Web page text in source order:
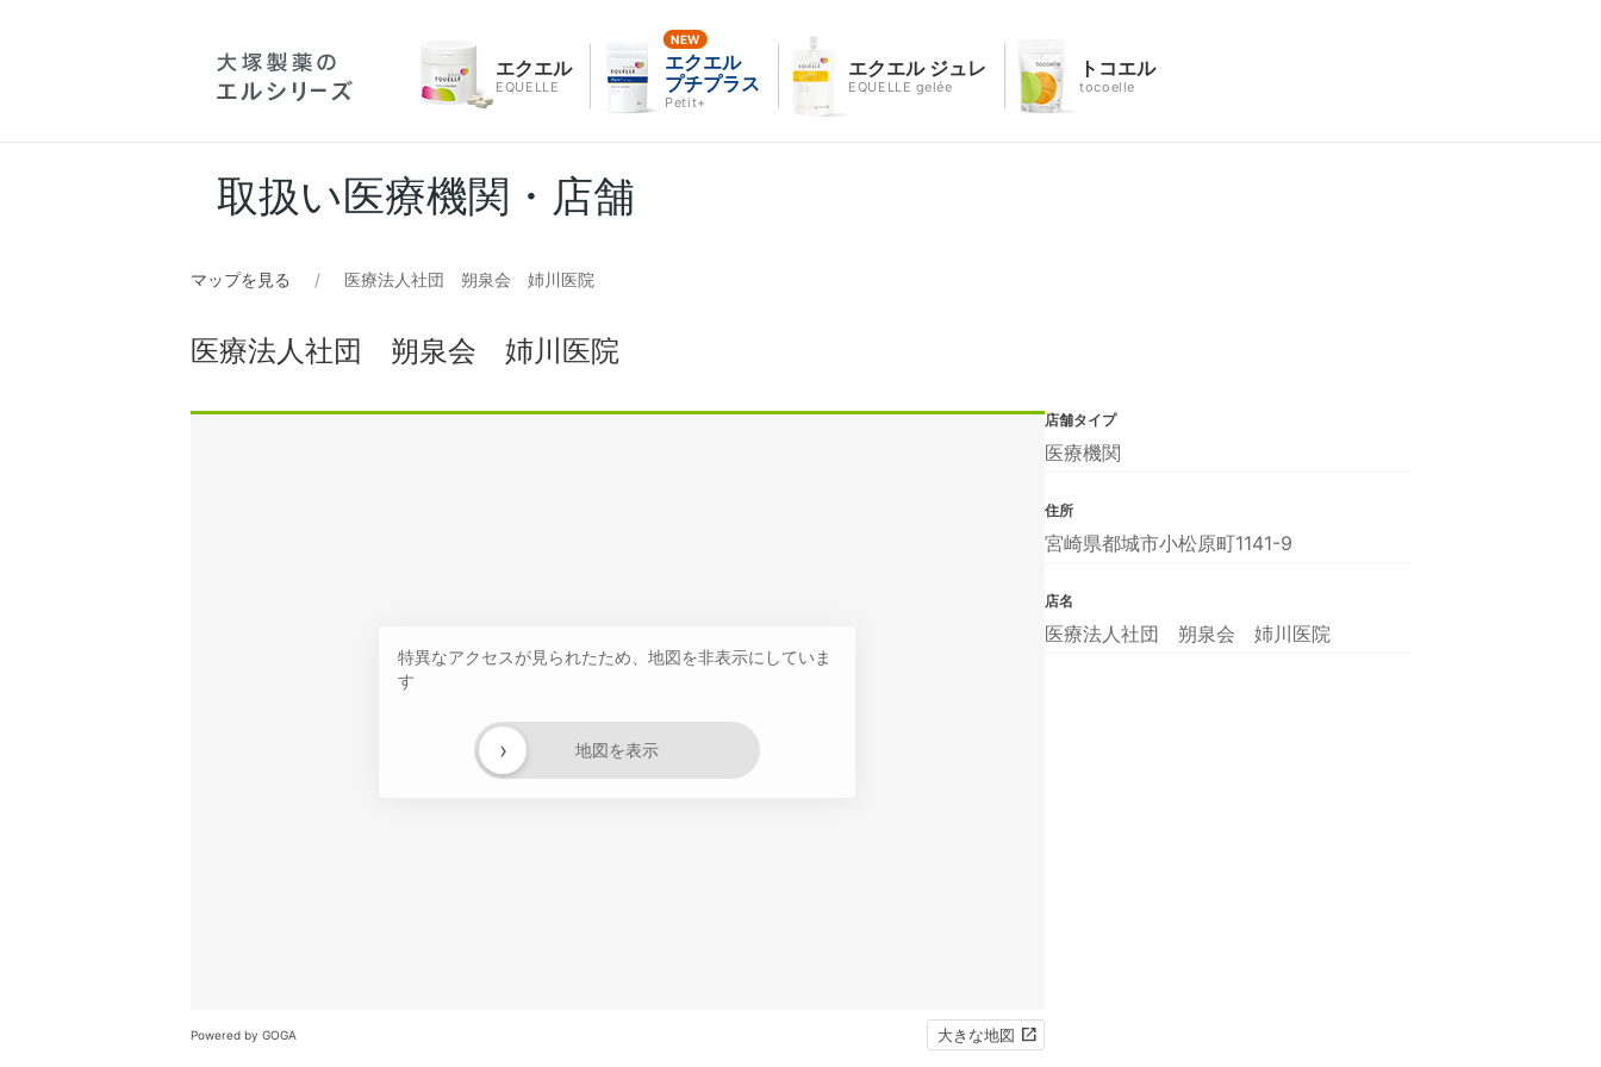
エクエル
EQUELLE
エクエル
プチプラス
Petit+
エクエル ジュレ
EQUELLE gelée
トコエル
tocoelle
取扱い医療機関・店舗
マップを見る 医療法人社団 朔泉会 姉川医院
医療法人社団 朔泉会 姉川医院
特異なアクセスが見られたため、地図を非表示にしていま
す
地図を表示
›
Powered by GOGA 大きな地図
店舗タイプ
医療機関
住所
宮崎県都城市小松原町1141-9
店名
医療法人社団 朔泉会 姉川医院